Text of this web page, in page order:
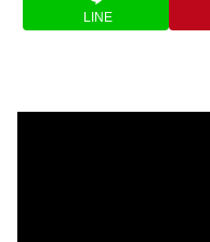
LINE